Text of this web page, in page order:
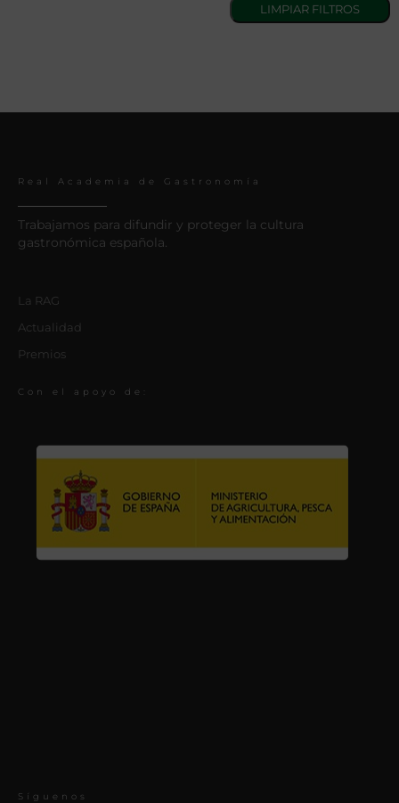
Real Academia de Gastronomía
Trabajamos para difundir y proteger la cultura
gastronómica española.
La RAG
Actualidad
Premios
Con el apoyo de:
Síguenos